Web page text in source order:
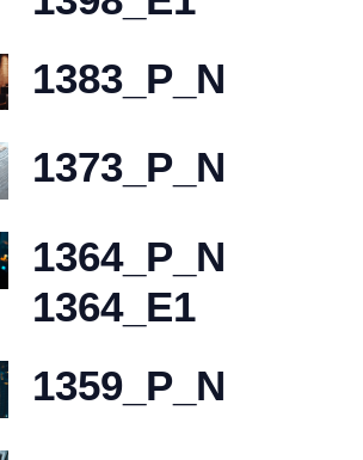
1383_P_N
1373_P_N
1364_P_N
1364_E1
1359_P_N